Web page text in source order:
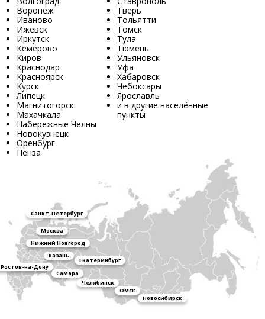
Воронеж
Иваново
Ижевск
Иркутск
Кемерово
Киров
Краснодар
Красноярск
Курск
Липецк
Магнитогорск
Махачкала
Набережные Челны
Новокузнецк
Оренбург
Пенза
Тверь
Тольятти
Томск
Тула
Тюмень
Ульяновск
Уфа
Хабаровск
Чебоксары
Ярославль
и в другие населённые
пункты
Санкт-Петербург
Москва
Нижний Новгород
Казань
Екатеринбург
Ростов-на-Дону
Самара
Челябинск
Омск
Новосибирск